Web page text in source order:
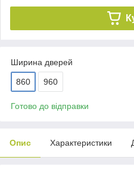
Ширина дверей
860 960
Готово до відправки
Опис Характеристики